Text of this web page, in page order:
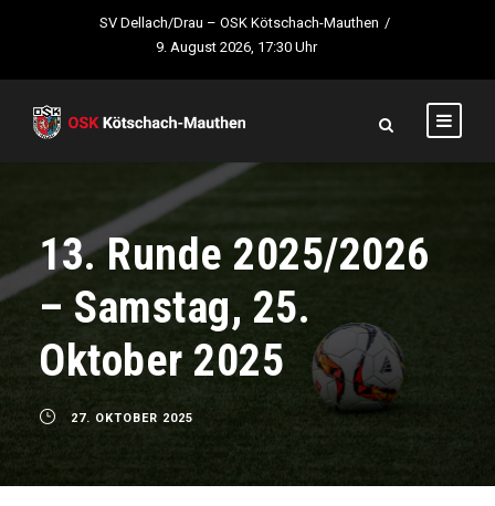
SV Dellach/Drau – OSK Kötschach-Mauthen /
9. August 2026, 17:30 Uhr
13. Runde 2025/2026
– Samstag, 25.
Oktober 2025
27. OKTOBER 2025